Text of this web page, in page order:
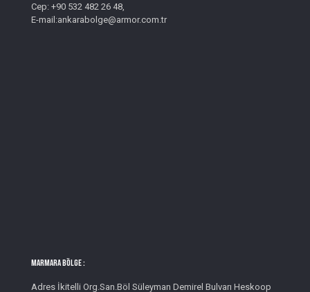
Cep: +90 532 482 26 48,
E-mail:ankarabolge@armor.com.tr
MARMARA BÖLGE :
Adres İkitelli Org.San.Böl Süleyman Demirel Bulvarı Heskoop